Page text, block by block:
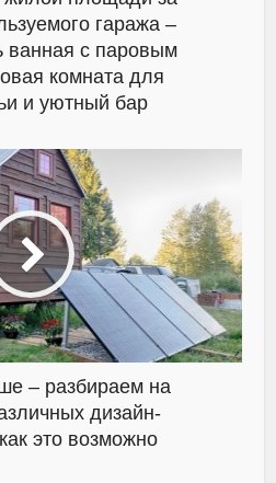
гаража –
ванная с паровым
комната для
и уютный бар
– разбираем на
дизайн-
это возможно